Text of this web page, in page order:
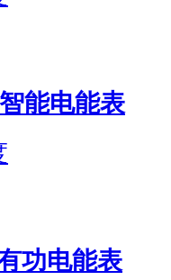
能电能表
功电能表